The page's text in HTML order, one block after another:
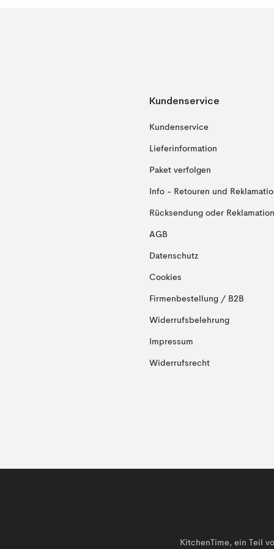
Kundenservice
Kundenservice
Lieferinformation
Paket verfolgen
Info - Retouren und
Rücksendung oder
AGB
Datenschutz
Cookies
Firmenbestellung / B2B
Widerrufsbelehrung
Impressum
Widerrufsrecht
KitchenTime, ein Teil